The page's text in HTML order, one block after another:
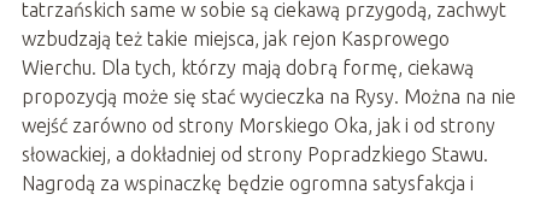
tatrzańskich same w sobie są ciekawą przygodą, zachwyt
wzbudzają też takie miejsca, jak rejon Kasprowego
Wierchu. Dla tych, którzy mają dobrą formę, ciekawą
propozycją może się stać wycieczka na Rysy. Można na nie
wejść zarówno od strony Morskiego Oka, jak i od strony
słowackiej, a dokładniej od strony Popradzkiego Stawu.
Nagrodą za wspinaczkę będzie ogromna satysfakcja i